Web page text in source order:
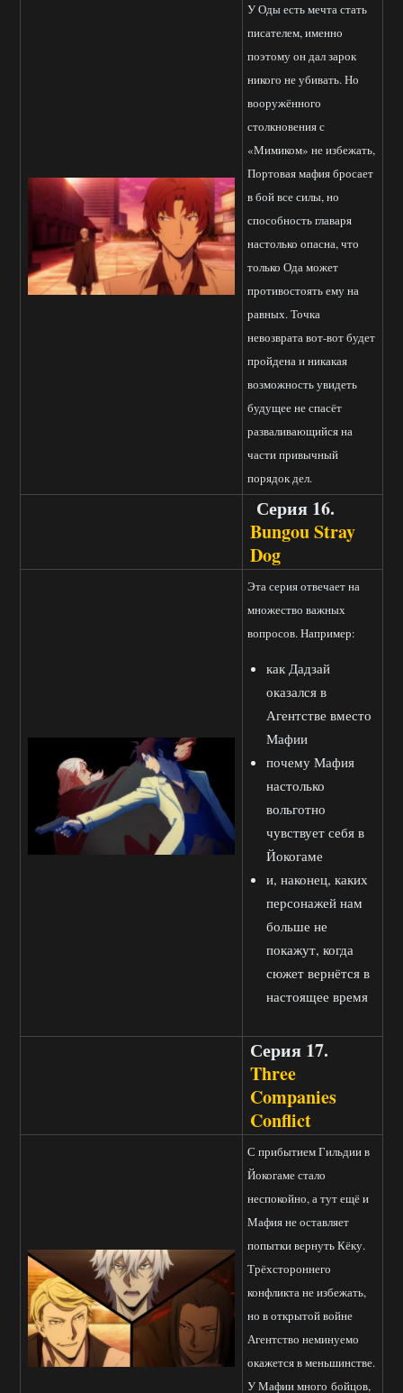
У Оды есть мечта стать
писателем, именно
поэтому он дал зарок
никого не убивать. Но
вооружённого
столкновения с
«Мимиком» не избежать,
Портовая мафия бросает
в бой все силы, но
способность главаря
настолько опасна, что
только Ода может
противостоять ему на
равных. Точка
невозврата вот-вот будет
пройдена и никакая
возможность увидеть
будущее не спасёт
разваливающийся на
части привычный
порядок дел.
Серия 16.
Bungou Stray
Dog
Эта серия отвечает на
множество важных
вопросов. Например:
как Дадзай
оказался в
Агентстве вместо
Мафии
почему Мафия
настолько
вольготно
чувствует себя в
Йокогаме
и, наконец, каких
персонажей нам
больше не
покажут, когда
сюжет вернётся в
настоящее время
Серия 17.
Three
Companies
Conflict
С прибытием Гильдии в
Йокогаме стало
неспокойно, а тут ещё и
Мафия не оставляет
попытки вернуть Кёку.
Трёхстороннего
конфликта не избежать,
но в открытой войне
Агентство неминуемо
окажется в меньшинстве.
У Мафии много бойцов,